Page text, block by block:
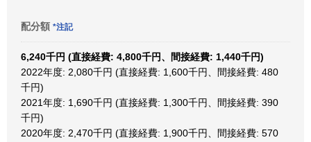
配分額 *注記
6,240千円 (直接経費: 4,800千円、間接経費: 1,440千円)
2022年度: 2,080千円 (直接経費: 1,600千円、間接経費: 480
千円)
2021年度: 1,690千円 (直接経費: 1,300千円、間接経費: 390
千円)
2020年度: 2,470千円 (直接経費: 1,900千円、間接経費: 570